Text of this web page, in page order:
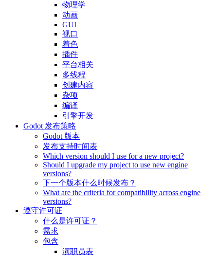
物理学
动画
GUI
视口
着色
插件
平台相关
多线程
创建内容
杂项
编译
引擎开发
Godot 发布策略
Godot 版本
发布支持时间表
Which version should I use for a new project?
Should I upgrade my project to use new engine
versions?
下一个版本什么时候发布？
What are the criteria for compatibility across engine
versions?
遵守许可证
什么是许可证？
需求
包含
演职员表